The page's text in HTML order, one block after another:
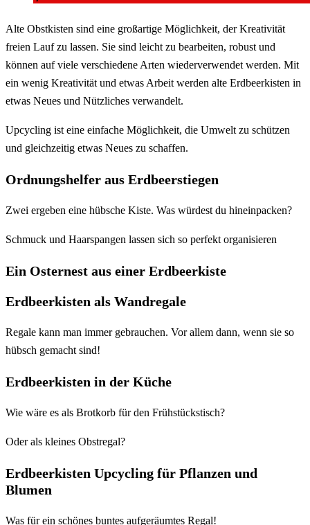
Alte Obstkisten sind eine großartige Möglichkeit, der Kreativität
freien Lauf zu lassen. Sie sind leicht zu bearbeiten, robust und
können auf viele verschiedene Arten wiederverwendet werden. Mit
ein wenig Kreativität und etwas Arbeit werden alte Erdbeerkisten in
etwas Neues und Nützliches verwandelt.
Upcycling ist eine einfache Möglichkeit, die Umwelt zu schützen
und gleichzeitig etwas Neues zu schaffen.
Ordnungshelfer aus Erdbeerstiegen
Zwei ergeben eine hübsche Kiste. Was würdest du hineinpacken?
Schmuck und Haarspangen lassen sich so perfekt organisieren
Ein Osternest aus einer Erdbeerkiste
Erdbeerkisten als Wandregale
Regale kann man immer gebrauchen. Vor allem dann, wenn sie so
hübsch gemacht sind!
Erdbeerkisten in der Küche
Wie wäre es als Brotkorb für den Frühstückstisch?
Oder als kleines Obstregal?
Erdbeerkisten Upcycling für Pflanzen und
Blumen
Was für ein schönes buntes aufgeräumtes Regal!